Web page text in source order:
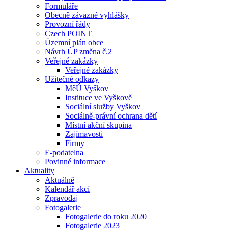
Formuláře
Obecně závazné vyhlášky
Provozní řády
Czech POINT
Územní plán obce
Návrh ÚP změna č.2
Veřejné zakázky
Veřejné zakázky
Užitečné odkazy
MěÚ Vyškov
Instituce ve Vyškově
Sociální služby Vyškov
Sociálně-právní ochrana dětí
Místní akční skupina
Zajímavosti
Firmy
E-podatelna
Povinné informace
Aktuality
Aktuálně
Kalendář akcí
Zpravodaj
Fotogalerie
Fotogalerie do roku 2020
Fotogalerie 2023